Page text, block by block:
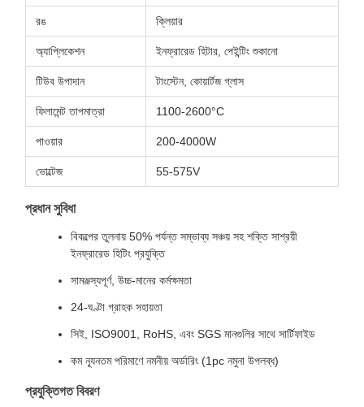
রঙ ক্লিয়ার
অ্যাপ্লিকেশন ইনফ্রারেড হিটার, পেইন্টিং শুকানো
টিউব উপাদান টাংস্টেন, কোয়ার্টজ গ্লাস
ফিলামেন্ট তাপমাত্রা 1100-2600°C
পাওয়ার 200-4000W
ভোল্টেজ 55-575V
প্রধান সুবিধা
বিকল্পের তুলনায় 50% পর্যন্ত সম্ভাব্য সঞ্চয় সহ শক্তি সাশ্রয়ী
ইনফ্রারেড হিটিং প্রযুক্তি
সামঞ্জস্যপূর্ণ, উচ্চ-মানের কর্মক্ষমতা
24-ঘণ্টা গ্রাহক সহায়তা
সিই, ISO9001, RoHS, এবং SGS মানগুলির সাথে সার্টিফাইড
কম ন্যূনতম পরিমাণে নমনীয় অর্ডারিং (1pc নমুনা উপলব্ধ)
প্রযুক্তিগত বিবরণ